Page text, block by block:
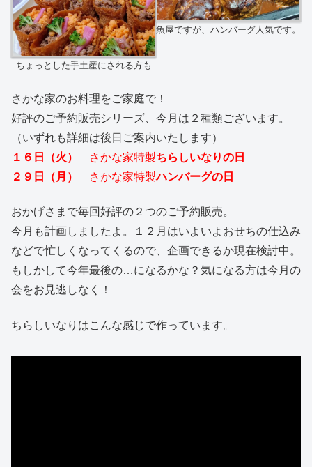
ちょっとした手土産にされる方も
魚屋ですが、ハンバーグ人気です。
さかな家のお料理をご家庭で！
好評のご予約販売シリーズ、今月は２種類ございます。
（いずれも詳細は後日ご案内いたします）
１６日（火）
さかな家特製ちらしいなりの日
２９日（月）
さかな家特製ハンバーグの日
おかげさまで毎回好評の２つのご予約販売。
今月も計画しましたよ。１２月はいよいよおせちの仕込み
などで忙しくなってくるので、企画できるか現在検討中。
もしかして今年最後の…になるかな？気になる方は今月の
会をお見逃しなく！
ちらしいなりはこんな感じで作っています。